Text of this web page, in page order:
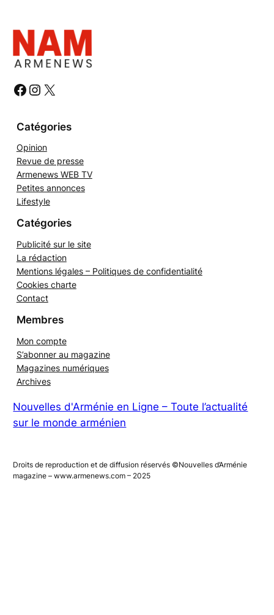
h
e
r
h
r
# # #
Opinion
Revue de presse
Armenews WEB TV
Petites annonces
Publicité sur le site
La rédaction
Mentions légales – Politiques de confidentialité
Cookies charte
Mon compte
S’abonner au magazine
Magazines numériques
Nouvelles d'Arménie en Ligne – Toute l’actualité
Droits de reproduction et de diffusion réservés ©Nouvelles d’Arménie